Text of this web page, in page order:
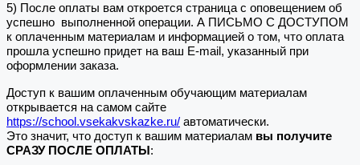
5) После оплаты вам откроется страница с оповещением об
успешно выполненной операции. А ПИСЬМО С ДОСТУПОМ
к оплаченным материалам и информацией о том, что оплата
прошла успешно придет на ваш E-mail, указанный при
оформлении заказа.
Доступ к вашим оплаченным обучающим материалам
открывается на самом сайте
https://school.vsekakvskazke.ru/ автоматически.
Это значит, что доступ к вашим материалам вы получите
СРАЗУ ПОСЛЕ ОПЛАТЫ :